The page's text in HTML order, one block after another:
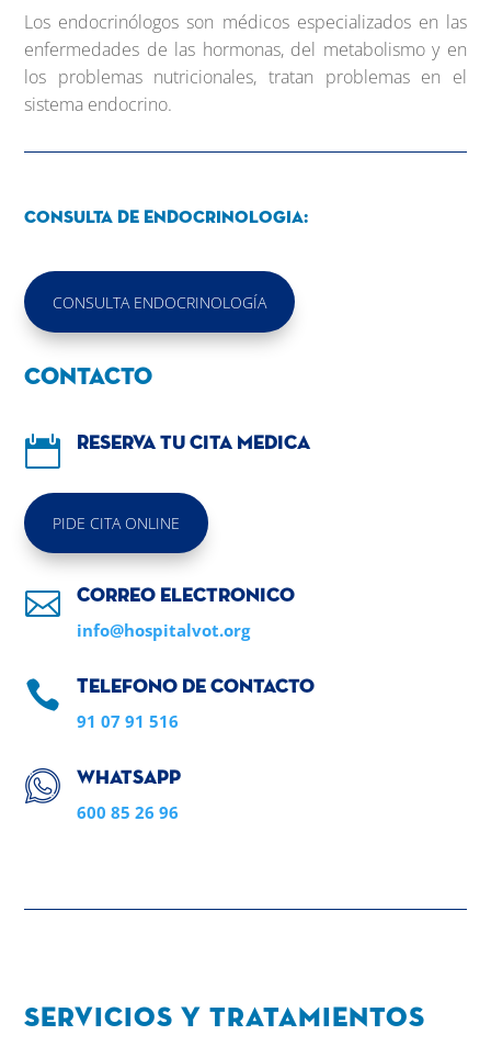
Los endocrinólogos son médicos especializados en las
enfermedades de las hormonas, del metabolismo y en
los problemas nutricionales, tratan problemas en el
sistema endocrino.
Consulta de endocrinologia:
CONSULTA ENDOCRINOLOGÍA
Contacto
 Reserva tu cita medica
PIDE CITA ONLINE
 Correo electronico
info@hospitalvot.org
 Telefono de contacto
91 07 91 516
Whatsapp
600 85 26 96
Servicios y tratamientos